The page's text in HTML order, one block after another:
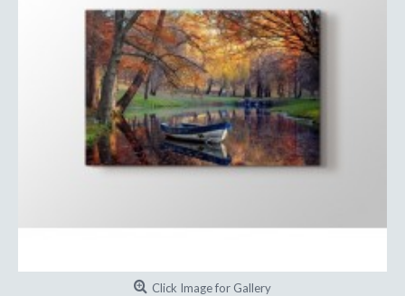
Click Image for Gallery